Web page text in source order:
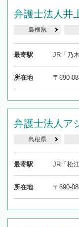
弁護士法人井
島根県
最寄駅 JR「乃
所在地 〒690-
弁護士法人ア
島根県
最寄駅 JR「松
所在地 〒690-